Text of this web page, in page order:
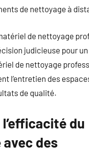
de nettoyage à
de nettoyage
judicieuse pour
de nettoyage
l’entretien des
de qualité.
du
des